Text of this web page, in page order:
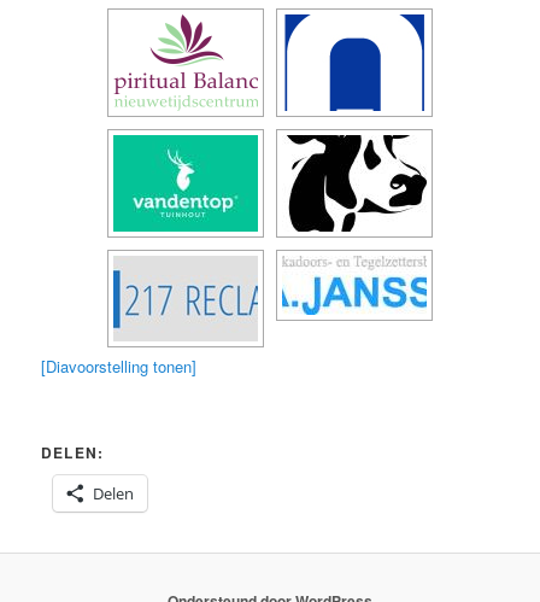
[Diavoorstelling tonen]
DELEN:
Delen